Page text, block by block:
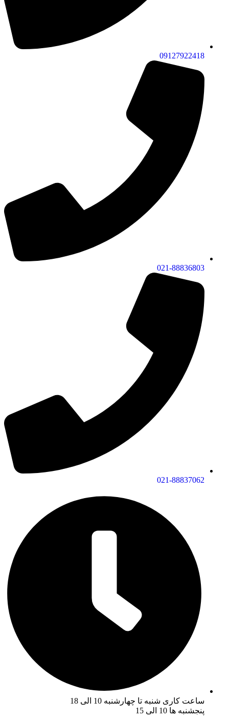
09127922418
021-88836803
021-88837062
ساعت کاری شنبه تا چهارشنبه 10 الی 18
پنجشنبه ها 10 الی 15